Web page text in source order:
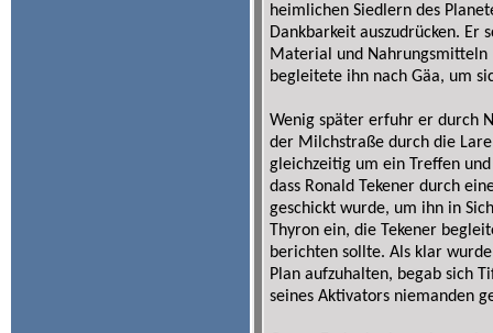
heimlichen Siedlern des
Dankbarkeit auszudrücken.
Material und Nahrungsmitteln
begleitete ihn nach Gäa, um
Wenig später erfuhr er durch
der Milchstraße durch die
gleichzeitig um ein Treffen
dass Ronald Tekener durch
geschickt wurde, um ihn in
Thyron ein, die Tekener
berichten sollte. Als klar
Plan aufzuhalten, begab sich
seines Aktivators niemanden